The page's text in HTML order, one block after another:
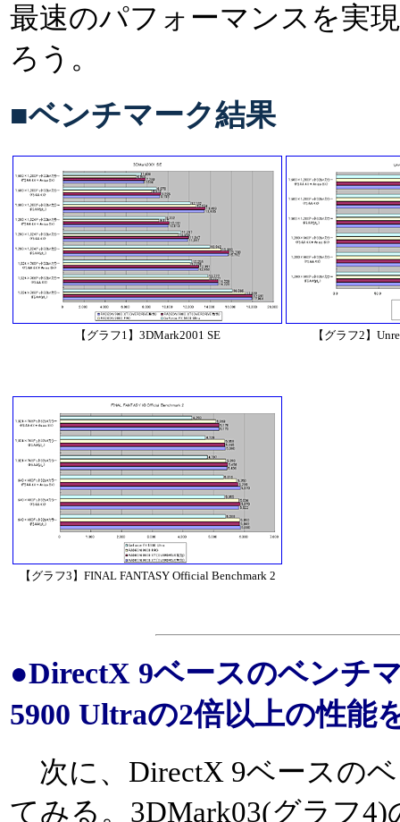
最速のパフォーマンスを実
ろう。
■ベンチマーク結果
【グラフ1】3DMark2001 SE 【グラフ2】
【グラフ3】FINAL FANTASY Official Benchmark 2
●DirectX 9ベースのベンチ
5900 Ultraの2倍以上の性能
次に、DirectX 9ベースの
てみる。3DMark03(グラフ